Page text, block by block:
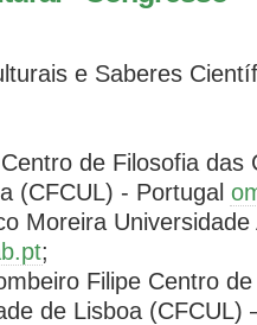
e Saberes
de Filosofia das
(CFCUL) - Portugal
Moreira Universidade
;
Filipe Centro
de Lisboa (CFCUL)